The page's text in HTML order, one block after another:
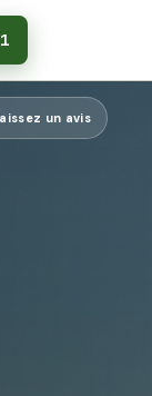
un avis